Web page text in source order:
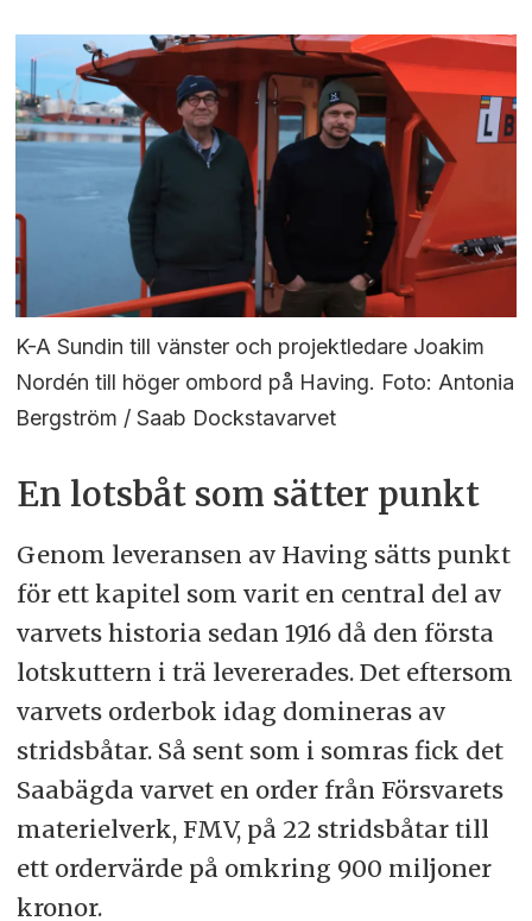
K-A Sundin till vänster och projektledare Joakim
Nordén till höger ombord på Having. Foto: Antonia
Bergström / Saab Dockstavarvet
En lotsbåt som sätter punkt
Genom leveransen av Having sätts punkt
för ett kapitel som varit en central del av
varvets historia sedan 1916 då den första
lotskuttern i trä levererades. Det eftersom
varvets orderbok idag domineras av
stridsbåtar. Så sent som i somras fick det
Saabägda varvet en order från Försvarets
materielverk, FMV, på 22 stridsbåtar till
ett ordervärde på omkring 900 miljoner
kronor.